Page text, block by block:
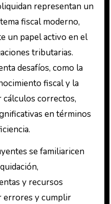
representan un
fiscal moderno,
un papel activo en el
tributarias.
desafíos, como la
fiscal y la
cálculos correctos,
en términos
se familiaricen
y recursos
errores y cumplir